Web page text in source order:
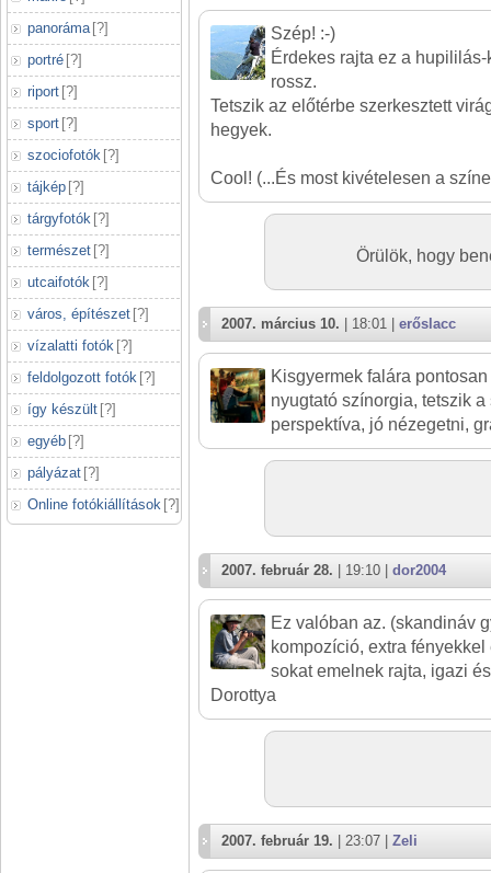
panoráma [?]
portré [?]
riport [?]
sport [?]
szociofotók [?]
tájkép [?]
tárgyfotók [?]
természet [?]
utcaifotók [?]
város, építészet [?]
vízalatti fotók [?]
feldolgozott fotók [?]
így készült [?]
egyéb [?]
pályázat [?]
Online fotókiállítások [?]
Szép! :-)
Érdekes rajta ez a
rossz.
Tetszik az előtérbe szerkesztett
hegyek.
Cool! (...És most kivételesen a
Örülök, hogy
2007. március 10. | 18:01 | erőslacc
Kisgyermek falára
nyugtató színorgia, tetszik a
perspektíva, jó nézegetni,
2007. február 28. | 19:10 | dor2004
Ez valóban az. (skandináv
kompozíció, extra
sokat emelnek rajta, igazi
Dorottya
2007. február 19. | 23:07 | Zeli